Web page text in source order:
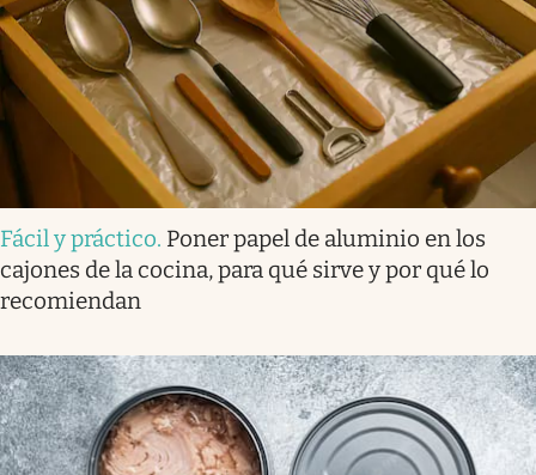
Fácil y práctico. Poner papel de aluminio en los
cajones de la cocina, para qué sirve y por qué lo
recomiendan